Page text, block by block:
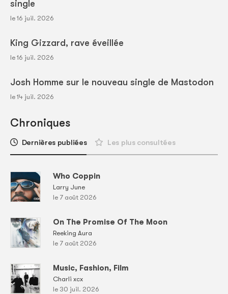
single
le 16 juil. 2026
King Gizzard, rave éveillée
le 16 juil. 2026
Josh Homme sur le nouveau single de Mastodon
le 14 juil. 2026
Chroniques
Dernières publiées Les plus consultées
Who Coppin
Larry June
le 7 août 2026
On The Promise Of The Moon
Reeking Aura
le 7 août 2026
Music, Fashion, Film
Charli xcx
le 30 juil. 2026